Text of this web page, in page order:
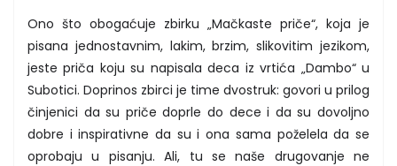
Ono što obogaćuje zbirku „Mačkaste priče“, koja je
pisana jednostavnim, lakim, brzim, slikovitim jezikom,
jeste priča koju su napisala deca iz vrtića „Dambo“ u
Subotici. Doprinos zbirci je time dvostruk: govori u prilog
činjenici da su priče doprle do dece i da su dovoljno
dobre i inspirativne da su i ona sama poželela da se
oprobaju u pisanju. Ali, tu se naše drugovanje ne